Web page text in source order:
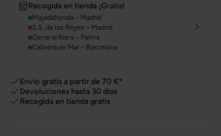
Recogida en tienda ¡Gratis!
Majadahonda – Madrid
S.S. de los Reyes – Madrid
General Riera – Palma
Cabrera de Mar – Barcelona
Envío gratis a partir de 70 €*
Devoluciones hasta 30 días
Recogida en tienda gratis